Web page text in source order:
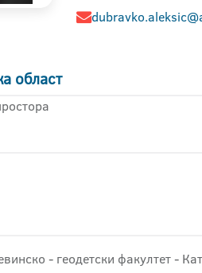
област
- геодетски факултет -